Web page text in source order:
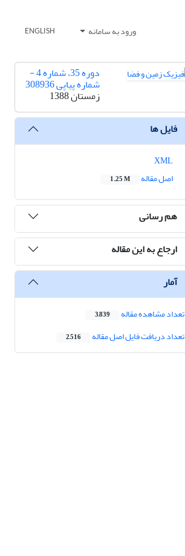
ورود به سامانه ENGLISH
دوره 35، شماره 4 -
شماره پیاپی 308936
زمستان 1388
فایل ها
اصل مقاله
1.25 M
هم رسانی
ارجاع به این مقاله
آمار
تعداد مشاهده مقاله 3,839
تعداد دریافت فایل اصل مقاله 2,516